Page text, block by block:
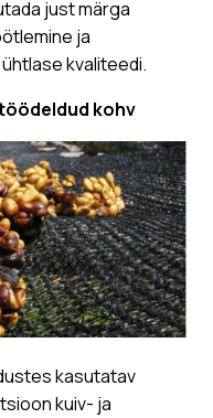
just märga
ja
kvaliteedi.
kohv
kasutatav
kuiv- ja